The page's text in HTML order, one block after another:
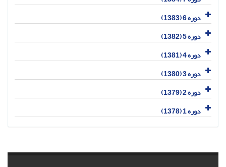
دوره 6 (1383)
دوره 5 (1382)
دوره 4 (1381)
دوره 3 (1380)
دوره 2 (1379)
دوره 1 (1378)